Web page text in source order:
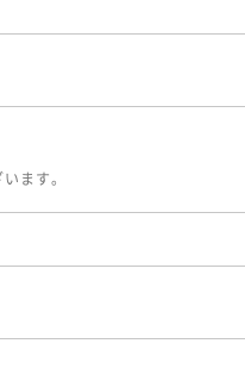
ます。